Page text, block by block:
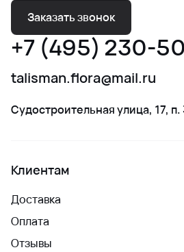
Заказать звонок
+7 (495) 230-
talisman.flora@mail.ru
Судостроительная улица, 17, п.
Клиентам
Доставка
Оплата
Отзывы